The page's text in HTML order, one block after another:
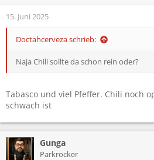
15. Juni 2025
Doctahcerveza schrieb:
Naja Chili sollte da schon rein oder?
Tabasco und viel Pfeffer. Chili noch
schwach ist
Gunga
Parkrocker